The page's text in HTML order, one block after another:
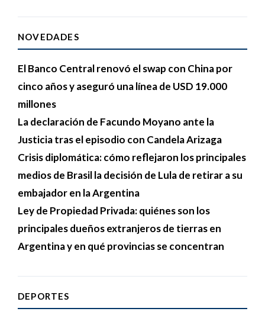
NOVEDADES
El Banco Central renovó el swap con China por
cinco años y aseguró una línea de USD 19.000
millones
La declaración de Facundo Moyano ante la
Justicia tras el episodio con Candela Arizaga
Crisis diplomática: cómo reflejaron los principales
medios de Brasil la decisión de Lula de retirar a su
embajador en la Argentina
Ley de Propiedad Privada: quiénes son los
principales dueños extranjeros de tierras en
Argentina y en qué provincias se concentran
DEPORTES